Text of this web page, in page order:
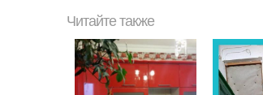
Читайте также